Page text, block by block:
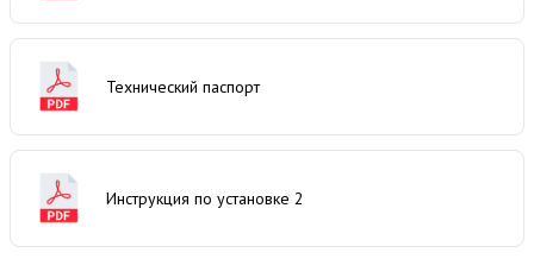
Технический паспорт
Инструкция по установке 2